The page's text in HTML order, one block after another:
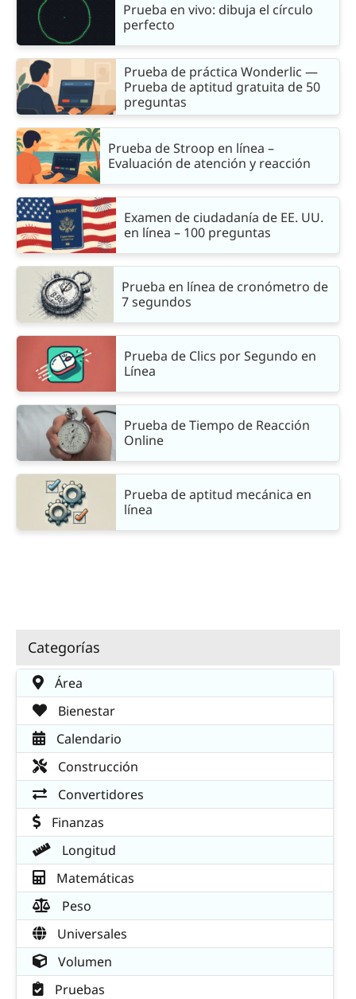
Prueba en vivo: dibuja el círculo
perfecto
Prueba de práctica Wonderlic —
Prueba de aptitud gratuita de 50
preguntas
Prueba de Stroop en línea –
Evaluación de atención y reacción
Examen de ciudadanía de EE. UU.
en línea – 100 preguntas
Prueba en línea de cronómetro de
7 segundos
Prueba de Clics por Segundo en
Línea
Prueba de Tiempo de Reacción
Online
Prueba de aptitud mecánica en
línea
Categorías
Área
Bienestar
Calendario
Construcción
Convertidores
Finanzas
Longitud
Matemáticas
Peso
Universales
Volumen
Pruebas